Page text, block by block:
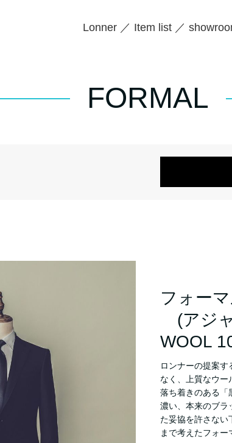
Lonner Item list
FORMAL
フォー
(アジ
WOOL
ロンナーの提案
なく、上質なウー
落ち着きのある「
濃い、本来のブラ
た妥協を許さない
まで考えたフォー